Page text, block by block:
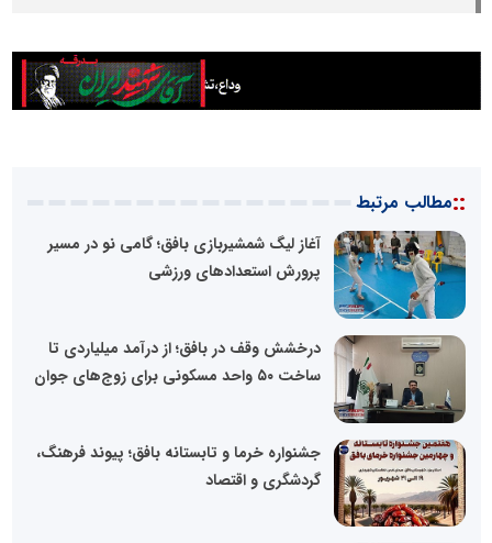
::مطالب مرتبط
آغاز لیگ شمشیربازی بافق؛ گامی نو در مسیر
پرورش استعدادهای ورزشی
درخشش وقف در بافق؛ از درآمد میلیاردی تا
ساخت ۵۰ واحد مسکونی برای زوج‌های جوان
جشنواره خرما و تابستانه بافق؛ پیوند فرهنگ،
گردشگری و اقتصاد